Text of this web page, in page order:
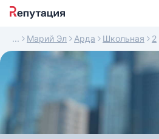
Марий Эл Арда Школьная 2